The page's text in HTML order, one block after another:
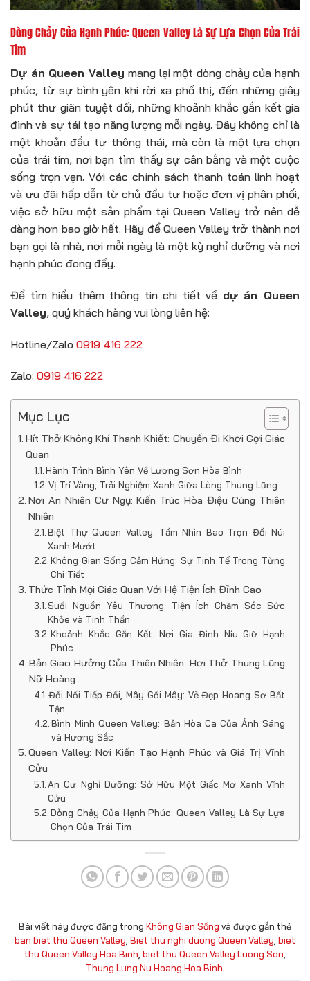
Dòng Chảy Của Hạnh Phúc: Queen Valley Là Sự Lựa Chọn Của Trái
Tim
Dự án Queen Valley mang lại một dòng chảy của hạnh
phúc, từ sự bình yên khi rời xa phố thị, đến những giây
phút thư giãn tuyệt đối, những khoảnh khắc gắn kết gia
đình và sự tái tạo năng lượng mỗi ngày. Đây không chỉ là
một khoản đầu tư thông thái, mà còn là một lựa chọn
của trái tim, nơi bạn tìm thấy sự cân bằng và một cuộc
sống trọn vẹn. Với các chính sách thanh toán linh hoạt
và ưu đãi hấp dẫn từ chủ đầu tư hoặc đơn vị phân phối,
việc sở hữu một sản phẩm tại Queen Valley trở nên dễ
dàng hơn bao giờ hết. Hãy để Queen Valley trở thành nơi
bạn gọi là nhà, nơi mỗi ngày là một kỳ nghỉ dưỡng và nơi
hạnh phúc đong đầy.
Để tìm hiểu thêm thông tin chi tiết về dự án Queen
Valley, quý khách hàng vui lòng liên hệ:
Hotline/Zalo 0919 416 222
Zalo: 0919 416 222
Mục Lục
Hít Thở Không Khí Thanh Khiết: Chuyến Đi Khơi Gợi Giác
Quan
Hành Trình Bình Yên Về Lương Sơn Hòa Bình
Vị Trí Vàng, Trải Nghiệm Xanh Giữa Lòng Thung Lũng
Nơi An Nhiên Cư Ngụ: Kiến Trúc Hòa Điệu Cùng Thiên
Nhiên
Biệt Thự Queen Valley: Tầm Nhìn Bao Trọn Đồi Núi
Xanh Mướt
Không Gian Sống Cảm Hứng: Sự Tinh Tế Trong Từng
Chi Tiết
Thức Tỉnh Mọi Giác Quan Với Hệ Tiện Ích Đỉnh Cao
Suối Nguồn Yêu Thương: Tiện Ích Chăm Sóc Sức
Khỏe và Tinh Thần
Khoảnh Khắc Gắn Kết: Nơi Gia Đình Níu Giữ Hạnh
Phúc
Bản Giao Hưởng Của Thiên Nhiên: Hơi Thở Thung Lũng
Nữ Hoàng
Đồi Nối Tiếp Đồi, Mây Gối Mây: Vẻ Đẹp Hoang Sơ Bất
Tận
Bình Minh Queen Valley: Bản Hòa Ca Của Ánh Sáng
và Hương Sắc
Queen Valley: Nơi Kiến Tạo Hạnh Phúc và Giá Trị Vĩnh
Cửu
An Cư Nghỉ Dưỡng: Sở Hữu Một Giấc Mơ Xanh Vĩnh
Cửu
Dòng Chảy Của Hạnh Phúc: Queen Valley Là Sự Lựa
Chọn Của Trái Tim
Bài viết này được đăng trong Không Gian Sống và được gắn thẻ
ban biet thu Queen Valley Biet thu nghi duong Queen Valley biet
thu Queen Valley Hoa Binh biet thu Queen Valley Luong Son
Thung Lung Nu Hoang Hoa Binh.